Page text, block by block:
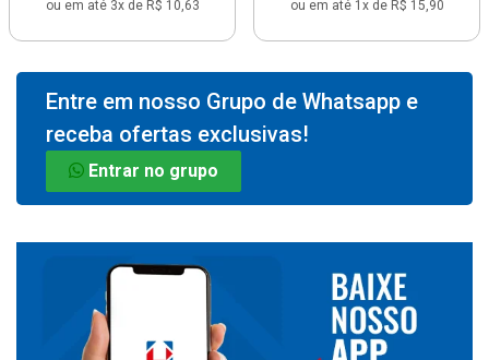
ou em até 3x de R$ 10,63 ou em até 1x de R$ 15,90
Entre em nosso Grupo de Whatsapp e
receba ofertas exclusivas!
Entrar no grupo